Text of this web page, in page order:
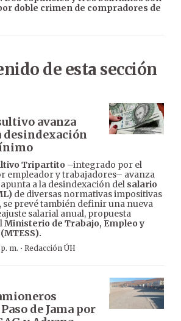
doble crimen de compradores de
de esta sección
avanza
desindexación
Tripartito –integrado por el
empleador y trabajadores– avanza
a la desindexación del salario
de diversas normativas impositivas
se prevé también definir una nueva
salarial anual, propuesta
Ministerio de Trabajo, Empleo y
m. · Redacción ÚH
de Jama por